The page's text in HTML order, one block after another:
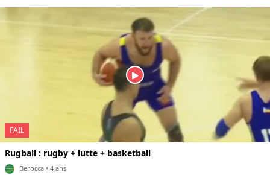
FAIL
Rugball : rugby + lutte + basketball
Berocca • 4 ans